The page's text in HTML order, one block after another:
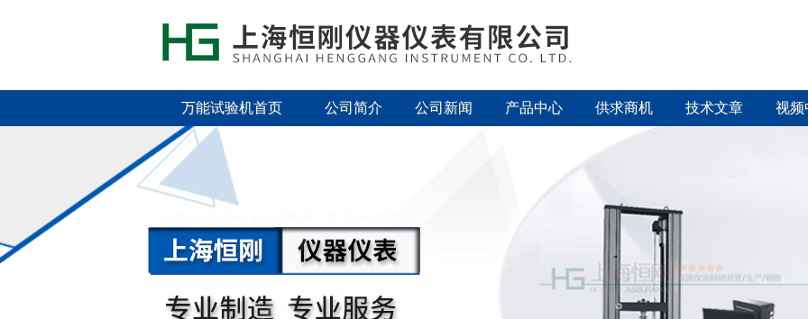
万能试验机首页 公司简介 公司新闻 产品中心 供求商机 技术文章 视频